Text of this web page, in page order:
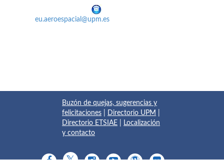
eu.aeroespacial@upm.es
Buzón de quejas, sugerencias y
felicitaciones
Directorio UPM
Directorio ETSIAE
Localización
y contacto